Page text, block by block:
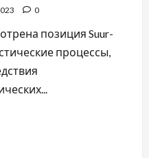
0
позиция Suur-
процессы,